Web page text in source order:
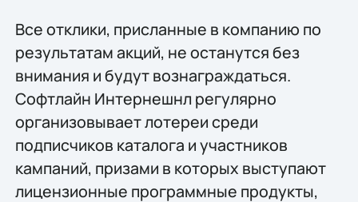
Все отклики, присланные в компанию по
результатам акций, не останутся без
внимания и будут вознаграждаться.
Софтлайн Интернешнл регулярно
организовывает лотереи среди
подписчиков каталога и участников
кампаний, призами в которых выступают
лицензионные программные продукты,